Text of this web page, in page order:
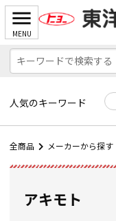
人気のキーワード
全商品 メーカーから探す
アキモト